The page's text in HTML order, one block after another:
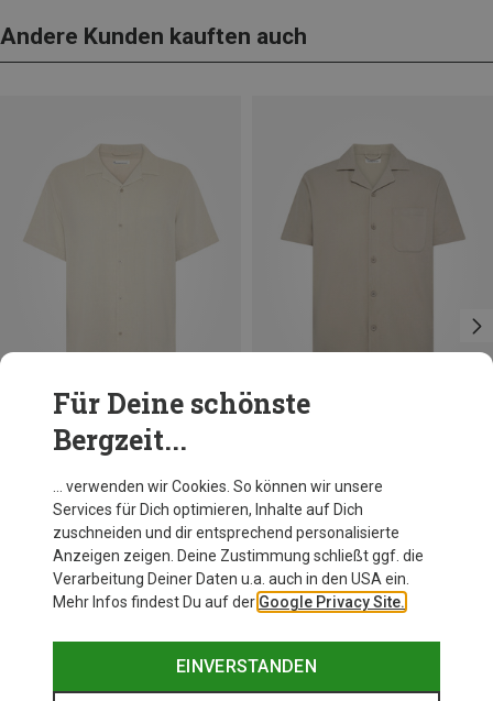
Andere Kunden kauften auch
Du sparst 36%
Für Deine schönste
Bergzeit...
… verwenden wir Cookies. So können wir unsere
Services für Dich optimieren, Inhalte auf Dich
zuschneiden und dir entsprechend personalisierte
Anzeigen zeigen. Deine Zustimmung schließt ggf. die
Verarbeitung Deiner Daten u.a. auch in den USA ein.
Mehr Infos findest Du auf der Google Privacy Site.
EINVERSTANDEN